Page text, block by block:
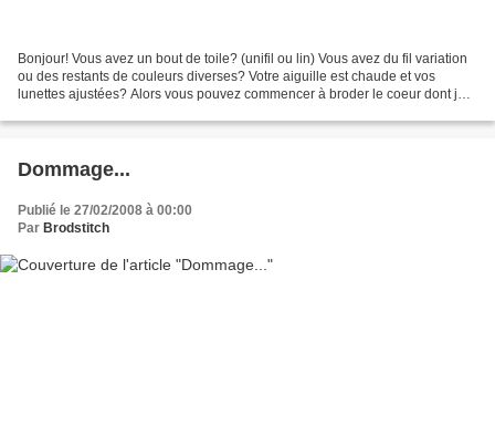
Bonjour! Vous avez un bout de toile? (unifil ou lin) Vous avez du fil variation
ou des restants de couleurs diverses? Votre aiguille est chaude et vos
lunettes ajustées? Alors vous pouvez commencer à broder le coeur dont je
Dommage...
Publié le 27/02/2008 à 00:00
Par Brodstitch